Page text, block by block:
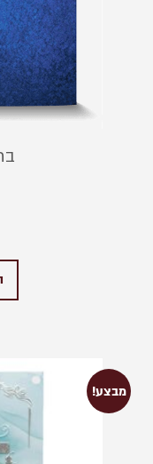
מבצע!